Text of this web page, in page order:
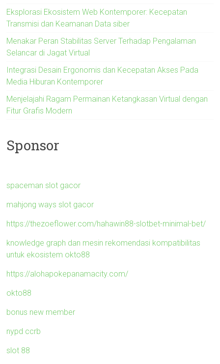
Eksplorasi Ekosistem Web Kontemporer: Kecepatan
Transmisi dan Keamanan Data siber
Menakar Peran Stabilitas Server Terhadap Pengalaman
Selancar di Jagat Virtual
Integrasi Desain Ergonomis dan Kecepatan Akses Pada
Media Hiburan Kontemporer
Menjelajahi Ragam Permainan Ketangkasan Virtual dengan
Fitur Grafis Modern
Sponsor
spaceman slot gacor
mahjong ways slot gacor
https://thezoeflower.com/hahawin88-slotbet-minimal-bet/
knowledge graph dan mesin rekomendasi kompatibilitas
untuk ekosistem okto88
https://alohapokepanamacity.com/
okto88
bonus new member
nypd ccrb
slot 88